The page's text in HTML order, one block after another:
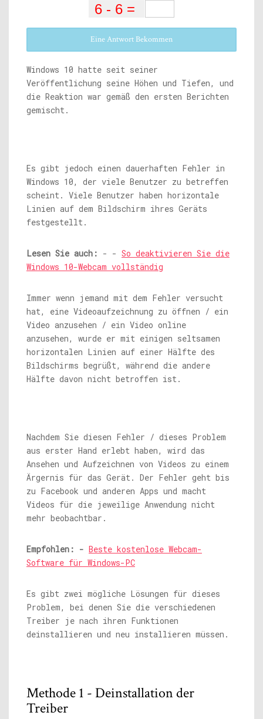
Eine Antwort Bekommen
Windows 10 hatte seit seiner
Veröffentlichung seine Höhen und Tiefen, und
die Reaktion war gemäß den ersten Berichten
gemischt.
Es gibt jedoch einen dauerhaften Fehler in
Windows 10, der viele Benutzer zu betreffen
scheint. Viele Benutzer haben horizontale
Linien auf dem Bildschirm ihres Geräts
festgestellt.
Lesen Sie auch: - - So deaktivieren Sie die
Windows 10-Webcam vollständig
Immer wenn jemand mit dem Fehler versucht
hat, eine Videoaufzeichnung zu öffnen / ein
Video anzusehen / ein Video online
anzusehen, wurde er mit einigen seltsamen
horizontalen Linien auf einer Hälfte des
Bildschirms begrüßt, während die andere
Hälfte davon nicht betroffen ist.
Nachdem Sie diesen Fehler / dieses Problem
aus erster Hand erlebt haben, wird das
Ansehen und Aufzeichnen von Videos zu einem
Ärgernis für das Gerät. Der Fehler geht bis
zu Facebook und anderen Apps und macht
Videos für die jeweilige Anwendung nicht
mehr beobachtbar.
Empfohlen: - Beste kostenlose Webcam-
Software für Windows-PC
Es gibt zwei mögliche Lösungen für dieses
Problem, bei denen Sie die verschiedenen
Treiber je nach ihren Funktionen
deinstallieren und neu installieren müssen.
Methode 1 - Deinstallation der
Treiber